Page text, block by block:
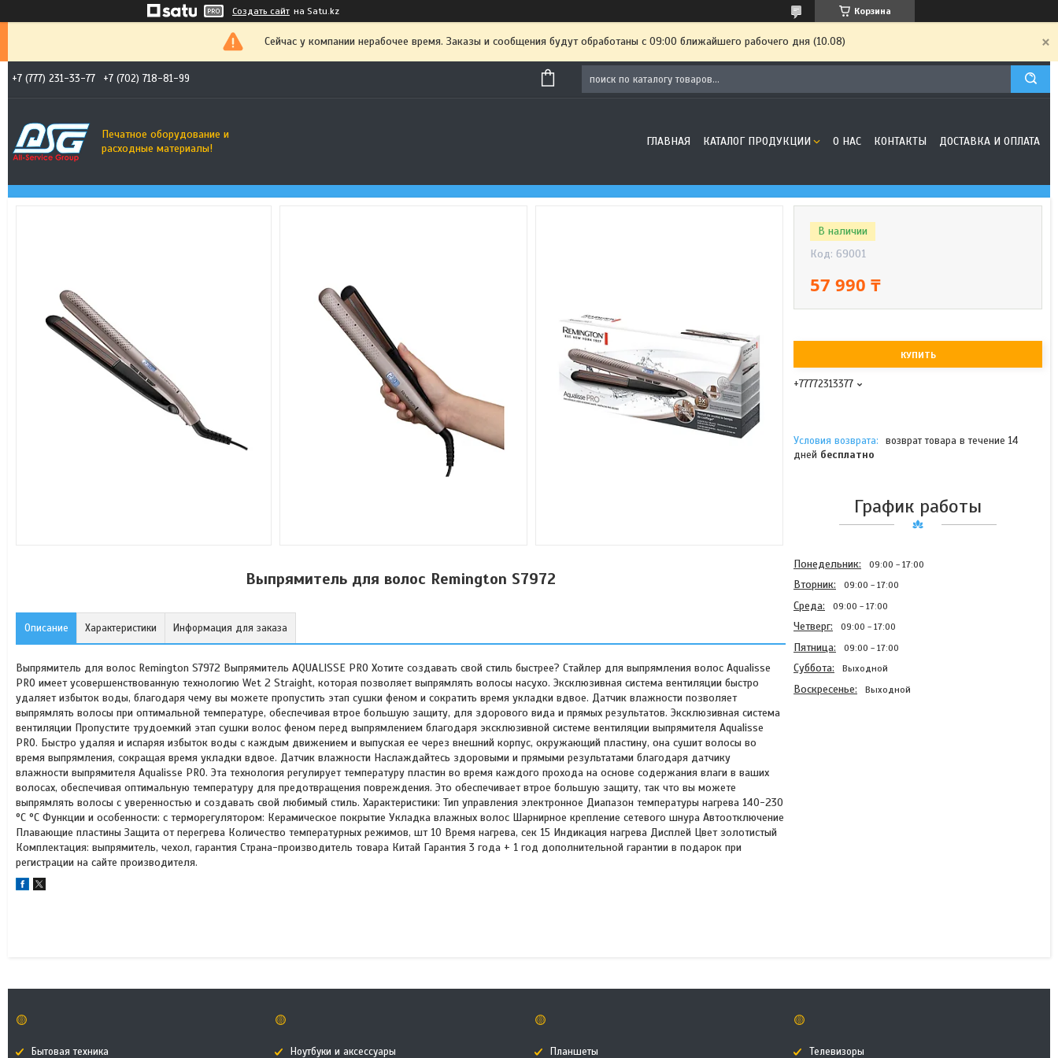
Создать сайт на Satu.kz Корзина
Сейчас у компании нерабочее время. Заказы и сообщения будут обработаны с 09:00 ближайшего рабочего дня (10.08)
+7 (777) 231-33-77 +7 (702) 718-81-99
Печатное оборудование и
расходные материалы!
ГЛАВНАЯ КАТАЛОГ ПРОДУКЦИИ О НАС КОНТАКТЫ ДОСТАВКА И ОПЛАТА
Выпрямитель для волос Remington S7972
Описание Характеристики Информация для заказа
Выпрямитель для волос Remington S7972 Выпрямитель AQUALISSE PRO Хотите создавать свой стиль быстрее? Стайлер для выпрямления волос Aqualisse
PRO имеет усовершенствованную технологию Wet 2 Straight, которая позволяет выпрямлять волосы насухо. Эксклюзивная система вентиляции быстро
удаляет избыток воды, благодаря чему вы можете пропустить этап сушки феном и сократить время укладки вдвое. Датчик влажности позволяет
выпрямлять волосы при оптимальной температуре, обеспечивая втрое большую защиту, для здорового вида и прямых результатов. Эксклюзивная система
вентиляции Пропустите трудоемкий этап сушки волос феном перед выпрямлением благодаря эксклюзивной системе вентиляции выпрямителя Aqualisse
PRO. Быстро удаляя и испаряя избыток воды с каждым движением и выпуская ее через внешний корпус, окружающий пластину, она сушит волосы во
время выпрямления, сокращая время укладки вдвое. Датчик влажности Наслаждайтесь здоровыми и прямыми результатами благодаря датчику
влажности выпрямителя Aqualisse PRO. Эта технология регулирует температуру пластин во время каждого прохода на основе содержания влаги в ваших
волосах, обеспечивая оптимальную температуру для предотвращения повреждения. Это обеспечивает втрое большую защиту, так что вы можете
выпрямлять волосы с уверенностью и создавать свой любимый стиль. Характеристики: Тип управления электронное Диапазон температуры нагрева 140-230
°С °С Функции и особенности: с терморегулятором: Керамическое покрытие Укладка влажных волос Шарнирное крепление сетевого шнура Автоотключение
Плавающие пластины Защита от перегрева Количество температурных режимов, шт 10 Время нагрева, сек 15 Индикация нагрева Дисплей Цвет золотистый
Комплектация: выпрямитель, чехол, гарантия Страна-производитель товара Китай Гарантия 3 года + 1 год дополнительной гарантии в подарок при
регистрации на сайте производителя.
В наличии
Код: 69001
57 990 ₸
КУПИТЬ
+77772313377
возврат товара в течение 14
дней бесплатно
График работы
Понедельник 09:00 17:00
Вторник 09:00 17:00
Среда 09:00 17:00
Четверг 09:00 17:00
Пятница 09:00 17:00
Суббота Выходной
Воскресенье Выходной
🟡
Бытовая техника
🟡
Ноутбуки и аксессуары
🟡
Планшеты
🟡
Телевизоры